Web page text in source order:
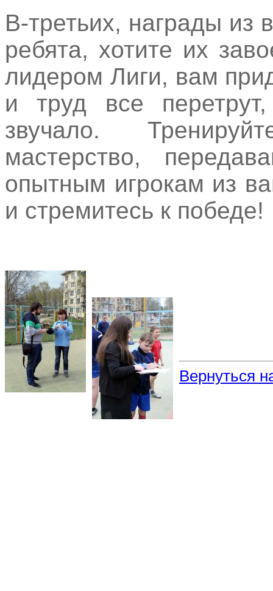
В-третьих, награды из
ребята, хотите их
лидером Лиги, вам
и труд все
звучало.
мастерство,
опытным игрокам из
и стремитесь к победе!
Вернуться